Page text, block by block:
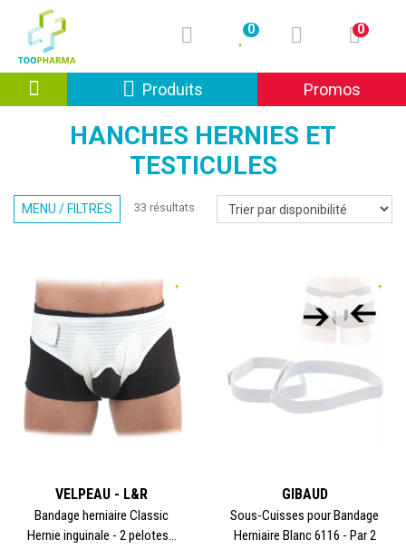
0 0
ProduitsAfficher la navigation
Promos
HANCHES HERNIES ET
TESTICULES
MENU / FILTRES 33 résultats
VELPEAU - L&R
Bandage herniaire Classic
Hernie inguinale - 2 pelotes...
GIBAUD
Sous-Cuisses pour Bandage
Herniaire Blanc 6116 - Par 2